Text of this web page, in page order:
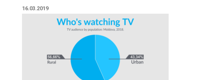
16.03.2019